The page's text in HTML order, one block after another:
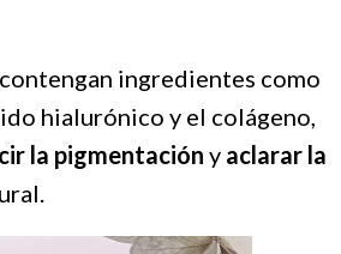
ingredientes como
hialurónico y el colágeno,
la pigmentación y aclarar la